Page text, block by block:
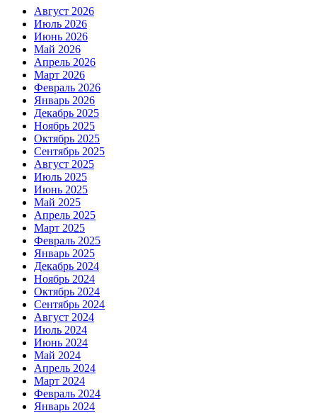
Август 2026
Июль 2026
Июнь 2026
Май 2026
Апрель 2026
Март 2026
Февраль 2026
Январь 2026
Декабрь 2025
Ноябрь 2025
Октябрь 2025
Сентябрь 2025
Август 2025
Июль 2025
Июнь 2025
Май 2025
Апрель 2025
Март 2025
Февраль 2025
Январь 2025
Декабрь 2024
Ноябрь 2024
Октябрь 2024
Сентябрь 2024
Август 2024
Июль 2024
Июнь 2024
Май 2024
Апрель 2024
Март 2024
Февраль 2024
Январь 2024